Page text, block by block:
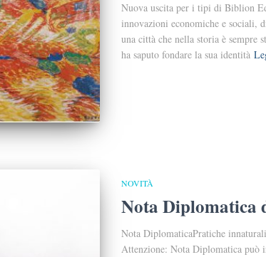
Nuova uscita per i tipi di Biblion
innovazioni economiche e sociali,
una città che nella storia è sempre
ha saputo fondare la sua identità
NOVITÀ
Nota Diplomatica
Nota DiplomaticaPratiche
Attenzione: Nota Diplomatica può